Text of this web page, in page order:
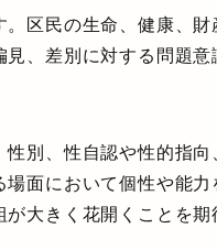
区民の生命、健康、
、差別に対する問題
別、性自認や性的指
面において個性や能
大きく花開くことを期